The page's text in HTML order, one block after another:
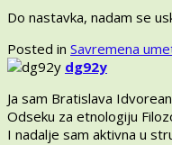
Do nastavka, nadam se
Posted in Savremena
dg92y
Ja sam Bratislava
Odseku za etnologiju
I nadalje sam aktivna u